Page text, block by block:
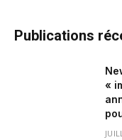
Publications
«